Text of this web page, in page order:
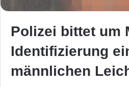
Polizei bittet um
Identifizierung
männlichen